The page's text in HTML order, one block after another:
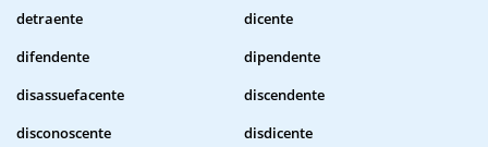
detraente
dicente
difendente
dipendente
disassuefacente
discendente
disconoscente
disdicente